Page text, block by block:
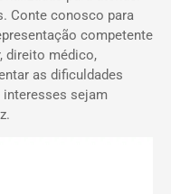
Conte conosco para
competente
direito médico,
as dificuldades
interesses sejam